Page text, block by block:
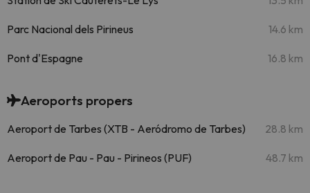
Parc Nacional dels Pirineus 14.6 km
Pont d'Espagne 16.8 km
Aeroports propers
Aeroport de Tarbes (XTB - Aeródromo de Tarbes) 28.8 km
Aeroport de Pau - Pau - Pirineos (PUF) 48.7 km